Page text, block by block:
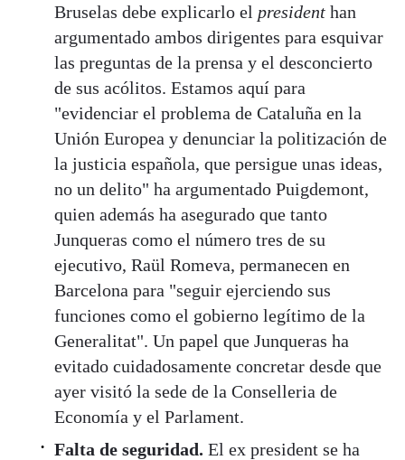
Bruselas debe explicarlo el president han
argumentado ambos dirigentes para esquivar
las preguntas de la prensa y el desconcierto
de sus acólitos. Estamos aquí para
"evidenciar el problema de Cataluña en la
Unión Europea y denunciar la politización de
la justicia española, que persigue unas ideas,
no un delito" ha argumentado Puigdemont,
quien además ha asegurado que tanto
Junqueras como el número tres de su
ejecutivo, Raül Romeva, permanecen en
Barcelona para "seguir ejerciendo sus
funciones como el gobierno legítimo de la
Generalitat". Un papel que Junqueras ha
evitado cuidadosamente concretar desde que
ayer visitó la sede de la Conselleria de
Economía y el Parlament.
Falta de seguridad. El ex president se ha